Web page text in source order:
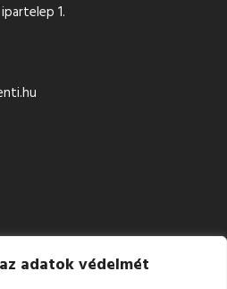
adatok védelmét
1.